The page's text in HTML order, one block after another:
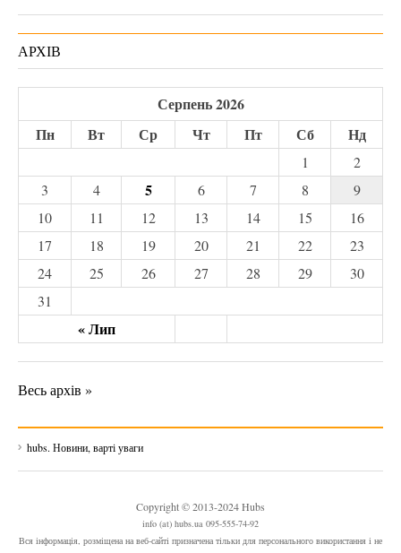
АРХІВ
Серпень 2026
Пн
Вт Ср Чт Пт Сб Нд
« Лип
1
2
3
4 5 6 7 8
9
10
11 12 13 14 15
16
17
18 19 20 21 22
23
24
25 26 27 28 29
30
31
Весь архів »
hubs. Новини, варті уваги
Copyright © 2013-2024 Hubs
info (at) hubs.ua 095-555-74-92
Вся інформація, розміщена на веб-сайті призначена тільки для персонального використання і не